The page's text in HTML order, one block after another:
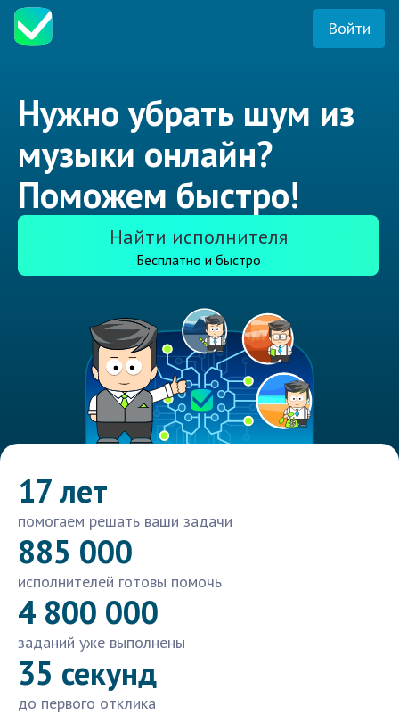
Войти
Нужно убрать шум из
музыки онлайн?
Поможем быстро!
Найти исполнителя
Бесплатно и быстро
17 лет
помогаем решать ваши задачи
885 000
исполнителей готовы помочь
4 800 000
заданий уже выполнены
35 секунд
до первого отклика